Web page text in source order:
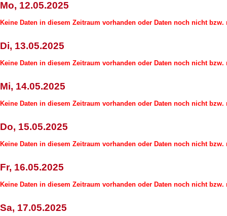
Mo, 12.05.2025
Keine Daten in diesem Zeitraum vorhanden oder Daten noch nicht
Di, 13.05.2025
Keine Daten in diesem Zeitraum vorhanden oder Daten noch nicht
Mi, 14.05.2025
Keine Daten in diesem Zeitraum vorhanden oder Daten noch nicht
Do, 15.05.2025
Keine Daten in diesem Zeitraum vorhanden oder Daten noch nicht
Fr, 16.05.2025
Keine Daten in diesem Zeitraum vorhanden oder Daten noch nicht
Sa, 17.05.2025